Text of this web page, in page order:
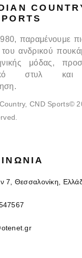
παραμένουμε
του ανδρικού
μόδας,
στυλ και
CND Sports©
7, Θεσσαλονίκη,